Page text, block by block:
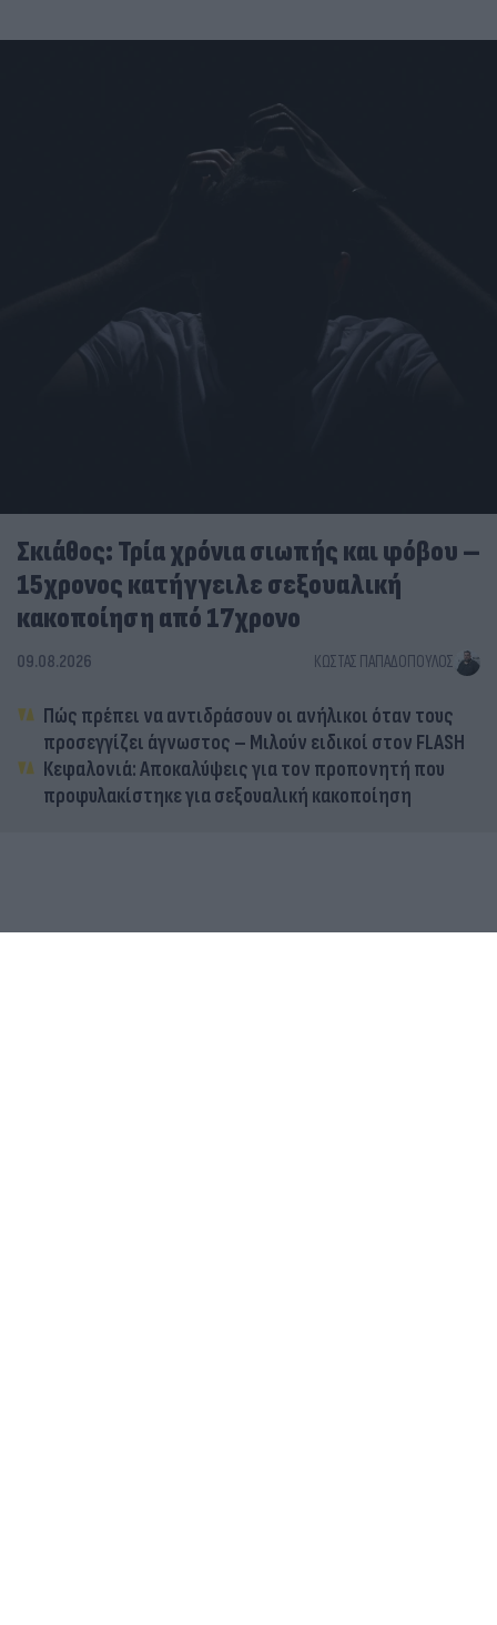
Σκιάθος: Τρία χρόνια σιωπής και φόβου –
15χρονος κατήγγειλε σεξουαλική
κακοποίηση από 17χρονο
09.08.2026 ΚΏΣΤΑΣ ΠΑΠΑΔΌΠΟΥΛΟΣ
Πώς πρέπει να αντιδράσουν οι ανήλικοι όταν τους
προσεγγίζει άγνωστος – Μιλούν ειδικοί στον FLASH
Κεφαλονιά: Αποκαλύψεις για τον προπονητή που
προφυλακίστηκε για σεξουαλική κακοποίηση